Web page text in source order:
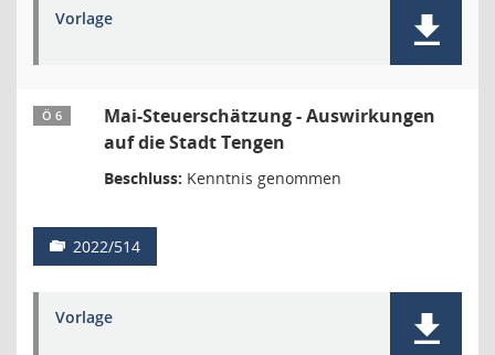
Vorlage
Ö 6
Mai-Steuerschätzung - Auswirkungen
auf die Stadt Tengen
Beschluss: Kenntnis genommen
2022/514
Vorlage